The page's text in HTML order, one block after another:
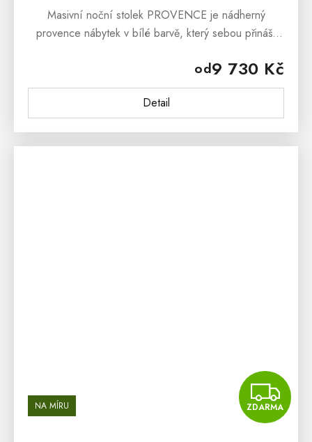
od9 730 Kč
Detail
Masivní noční stolek PROVENCE je nádherný
provence nábytek v bílé barvě, který sebou přináší
stolek PROVENCE je vyroben z...
NA MÍRU ZDARMA